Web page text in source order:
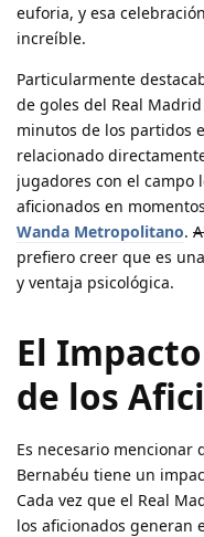
euforia, y esa
increíble.
Particularmente
de goles del Real
minutos de los partidos
relacionado
jugadores con el campo
aficionados en
Wanda Metropolitano.
prefiero creer que es
y ventaja psicológica.
El
de los
Es necesario mencionar
Bernabéu tiene un
Cada vez que el Real
los aficionados generan